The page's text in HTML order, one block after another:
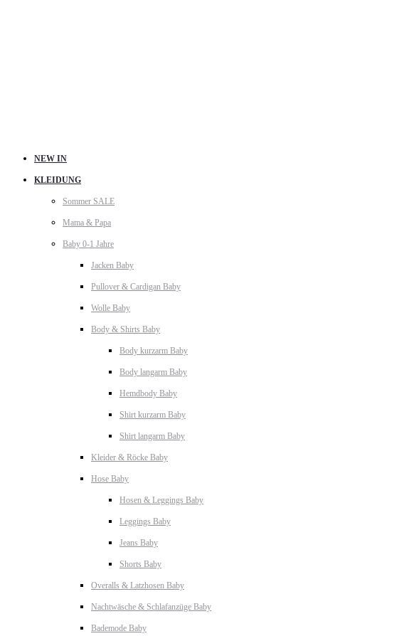
NEW IN
KLEIDUNG
Sommer SALE
Mama & Papa
Baby 0-1 Jahre
Jacken Baby
Pullover & Cardigan Baby
Wolle Baby
Body & Shirts Baby
Body kurzarm Baby
Body langarm Baby
Hemdbody Baby
Shirt kurzarm Baby
Shirt langarm Baby
Kleider & Röcke Baby
Hose Baby
Hosen & Leggings Baby
Leggings Baby
Jeans Baby
Shorts Baby
Overalls & Latzhosen Baby
Nachtwäsche & Schlafanzüge Baby
Bademode Baby